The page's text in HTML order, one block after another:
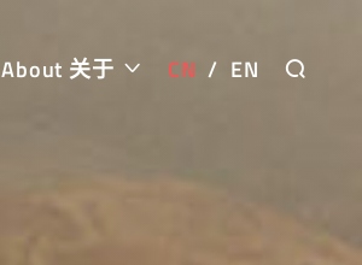
About 关于 CN / EN